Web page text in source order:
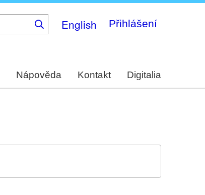
English Přihlášení
Nápověda Kontakt Digitalia